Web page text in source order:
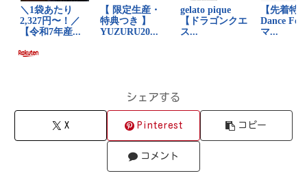
シェアする
X Pinterest コピー
コメント